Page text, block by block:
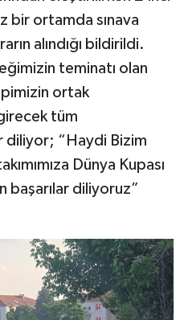
bir ortamda sınava
alındığı bildirildi.
teminatı olan
ortak
tüm
diliyor; “Haydi Bizim
Dünya Kupası
başarılar diliyoruz”